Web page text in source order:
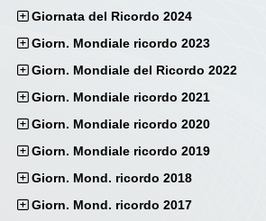
Giornata del Ricordo 2024
Giorn. Mondiale ricordo 2023
Giorn. Mondiale del Ricordo 2022
Giorn. Mondiale ricordo 2021
Giorn. Mondiale ricordo 2020
Giorn. Mondiale ricordo 2019
Giorn. Mond. ricordo 2018
Giorn. Mond. ricordo 2017